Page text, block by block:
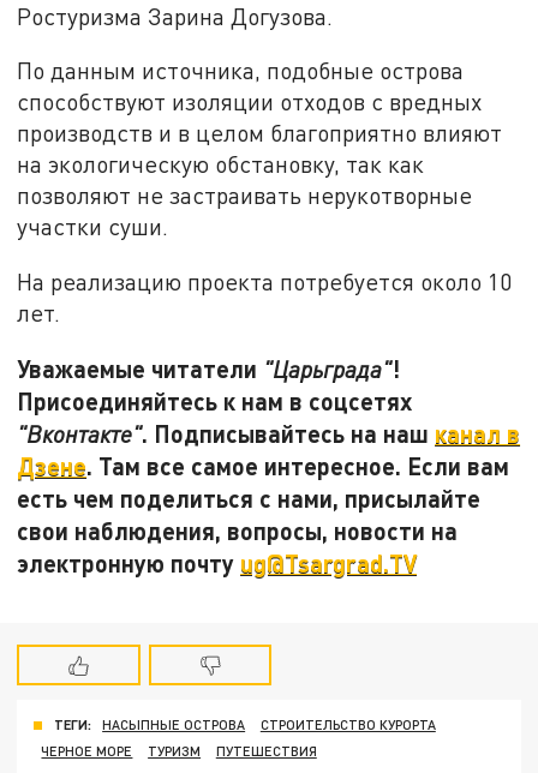
Ростуризма Зарина Догузова.
По данным источника, подобные острова
способствуют изоляции отходов с вредных
производств и в целом благоприятно влияют
на экологическую обстановку, так как
позволяют не застраивать нерукотворные
участки суши.
На реализацию проекта потребуется около 10
лет.
Уважаемые читатели "Царьграда"!
Присоединяйтесь к нам в соцсетях
"Вконтакте". Подписывайтесь на наш канал в
Дзене. Там все самое интересное. Если вам
есть чем поделиться с нами, присылайте
свои наблюдения, вопросы, новости на
электронную почту ug@Tsargrad.TV
ТЕГИ: НАСЫПНЫЕ ОСТРОВА
СТРОИТЕЛЬСТВО КУРОРТА
ЧЕРНОЕ МОРЕ
ТУРИЗМ ПУТЕШЕСТВИЯ